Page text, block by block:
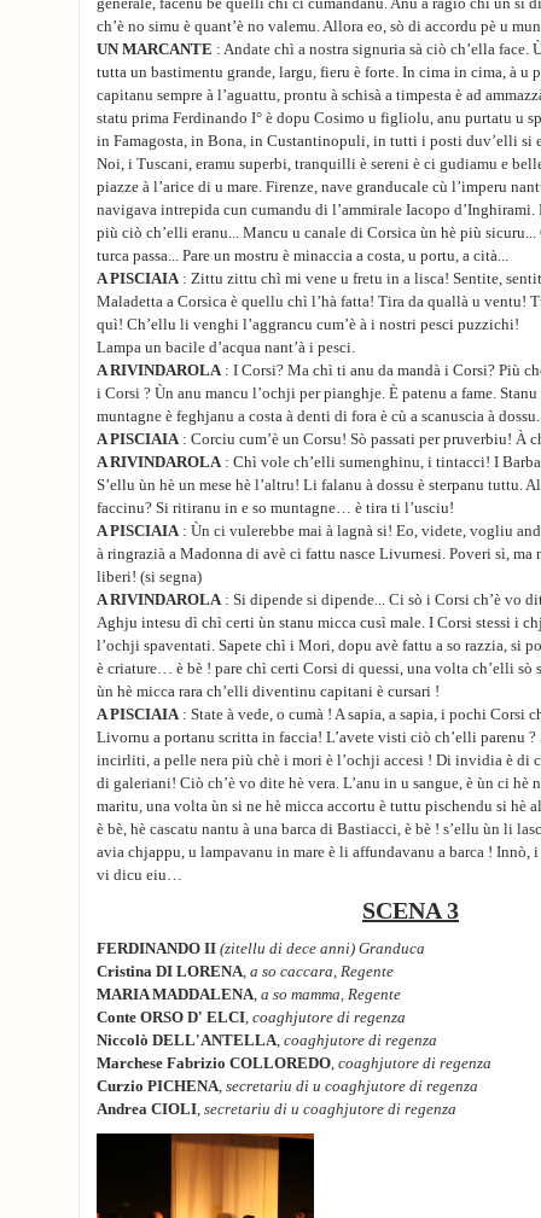
ch’è no simu è quant’è no valemu. Allora eo, sò di accordu pè u
UN MARCANTE : Andate chì a nostra signuria sà ciò ch’ella face.
tutta un bastimentu grande, largu, fieru è forte. In cima in cima, à u
capitanu sempre à l’aguattu, prontu à schisà a timpesta è ad
statu prima Ferdinando I° è dopu Cosimo u figliolu, anu purtatu u
in Famagosta, in Bona, in Custantinopuli, in tutti i posti duv’elli si
Noi, i Tuscani, eramu superbi, tranquilli è sereni è ci gudiamu e
piazze à l’arice di u mare. Firenze, nave granducale cù l’imperu
navigava intrepida cun cumandu di l’ammirale Iacopo d’Inghirami.
più ciò ch’elli eranu... Mancu u canale di Corsica ùn hè più sicuru...
turca passa... Pare un mostru è minaccia a costa, u portu, a cità...
A PISCIAIA : Zittu zittu chì mi vene u fretu in a lisca! Sentite,
Maladetta a Corsica è quellu chì l’hà fatta! Tira da quallà u ventu!
quì! Ch’ellu li venghi l’aggrancu cum’è à i nostri pesci puzzichi!
Lampa un bacile d’acqua nant’à i pesci.
A RIVINDAROLA : I Corsi? Ma chì ti anu da mandà i Corsi? Più
i Corsi ? Ùn anu mancu l’ochji per pianghje. È patenu a fame.
muntagne è feghjanu a costa à denti di fora è cù a scanuscia à dossu.
A PISCIAIA : Corciu cum’è un Corsu! Sò passati per pruverbiu! À
A RIVINDAROLA : Chì vole ch’elli sumenghinu, i tintacci! I
S’ellu ùn hè un mese hè l’altru! Li falanu à dossu è sterpanu tuttu.
faccinu? Si ritiranu in e so muntagne… è tira ti l’usciu!
A PISCIAIA : Ùn ci vulerebbe mai à lagnà si! Eo, videte, vogliu
à ringrazià a Madonna di avè ci fattu nasce Livurnesi. Poveri sì, ma
liberi! (si segna)
A RIVINDAROLA : Si dipende si dipende... Ci sò i Corsi ch’è vo
Aghju intesu dì chì certi ùn stanu micca cusì male. I Corsi stessi i
l’ochji spaventati. Sapete chì i Mori, dopu avè fattu a so razzia, si
è criature… è bè ! pare chì certi Corsi di quessi, una volta ch’elli sò
ùn hè micca rara ch’elli diventinu capitani è cursari !
A PISCIAIA : State à vede, o cumà ! A sapia, a sapia, i pochi Corsi
Livornu a portanu scritta in faccia! L’avete visti ciò ch’elli parenu
incirliti, a pelle nera più chè i mori è l’ochji accesi ! Di invidia è di
di galeriani! Ciò ch’è vo dite hè vera. L’anu in u sangue, è ùn ci hè
maritu, una volta ùn si ne hè micca accortu è tuttu pischendu si hè
è bè, hè cascatu nantu à una barca di Bastiacci, è bè ! s’ellu ùn li
avia chjappu, u lampavanu in mare è li affundavanu a barca ! Innò,
vi dicu eiu…
SCENA 3
FERDINANDO II (zitellu di dece anni) Granduca
Cristina DI LORENA a so caccara, Regente
MARIA MADDALENA a so mamma, Regente
Conte ORSO D' ELCI coaghjutore di regenza
Niccolò DELL'ANTELLA coaghjutore di regenza
Marchese Fabrizio COLLOREDO coaghjutore di regenza
Curzio PICHENA secretariu di u coaghjutore di regenza
Andrea CIOLI secretariu di u coaghjutore di regenza